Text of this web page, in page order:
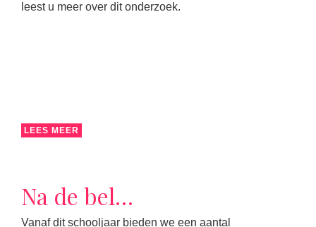
leest u meer over dit onderzoek.
LEES MEER
Na de bel…
Vanaf dit schooljaar bieden we een aantal